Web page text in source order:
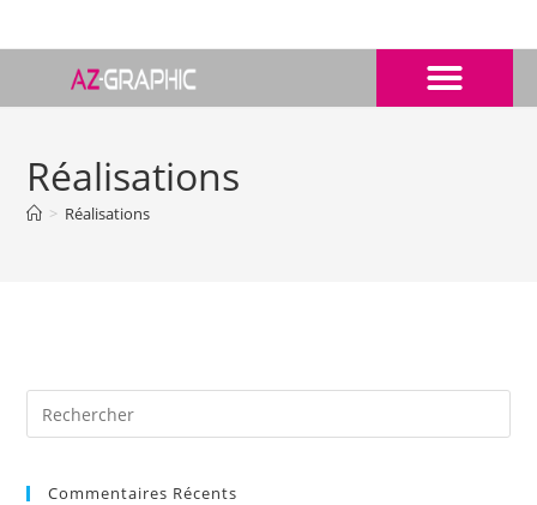
Réalisations
> Réalisations
Commentaires Récents